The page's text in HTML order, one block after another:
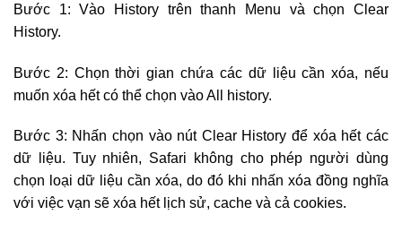
Bước 1: Vào History trên thanh Menu và chọn Clear
History.
Bước 2: Chọn thời gian chứa các dữ liệu cần xóa, nếu
muốn xóa hết có thể chọn vào All history.
Bước 3: Nhấn chọn vào nút Clear History để xóa hết các
dữ liệu. Tuy nhiên, Safari không cho phép người dùng
chọn loại dữ liệu cần xóa, do đó khi nhấn xóa đồng nghĩa
với việc vạn sẽ xóa hết lịch sử, cache và cả cookies.